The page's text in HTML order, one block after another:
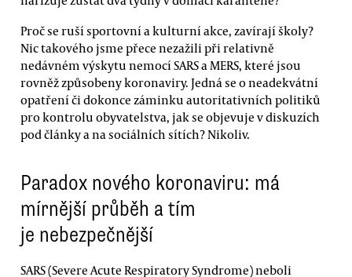
Proč se ruší sportovní a kulturní akce, zavírají školy?
Nic takového jsme přece nezažili při relativně
nedávném výskytu nemocí SARS a MERS, které jsou
rovněž způsobeny koronaviry. Jedná se o neadekvátní
opatření či dokonce záminku autoritativních politiků
pro kontrolu obyvatelstva, jak se objevuje v diskuzích
pod články a na sociálních sítích? Nikoliv.
Paradox nového koronaviru: má
mírnější průběh a tím
je nebezpečnější
SARS (Severe Acute Respiratory Syndrome) neboli